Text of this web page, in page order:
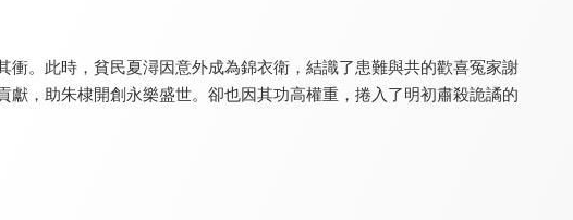
。此時，貧民夏潯因意外成為錦衣衛，結識了患難與共的歡喜冤家謝
，助朱棣開創永樂盛世。卻也因其功高權重，捲入了明初肅殺詭譎的